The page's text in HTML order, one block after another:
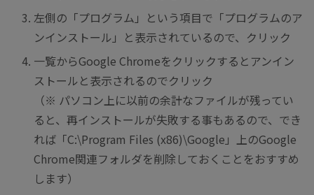
左側の「プログラム」という項目で「プログラムのア
ンインストール」と表示されているので、クリック
一覧からGoogle Chromeをクリックするとアンイン
ストールと表示されるのでクリック
（※ パソコン上に以前の余計なファイルが残ってい
ると、再インストールが失敗する事もあるので、でき
れば「C:\Program Files (x86)\Google」上のGoogle
Chrome関連フォルダを削除しておくことをおすすめ
します）